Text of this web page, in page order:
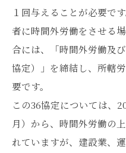
１回与えることが必要で
者に時間外労働をさせる
合には、「時間外労働及
協定）」を締結し、所轄
要です。
この36協定については、
月）から、時間外労働の
れていますが、建設業、